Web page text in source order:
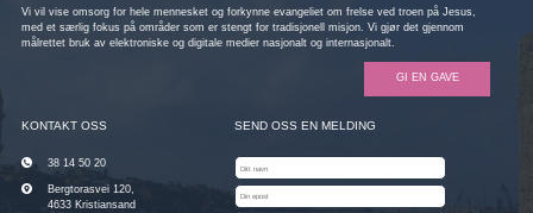
Vi vil vise omsorg for hele mennesket og forkynne evangeliet om frelse ved troen på Jesus,
med et særlig fokus på områder som er stengt for tradisjonell misjon. Vi gjør det gjennom
målrettet bruk av elektroniske og digitale medier nasjonalt og internasjonalt.
GI EN GAVE
KONTAKT OSS
38 14 50 20
Bergtorasvei 120,
4633 Kristiansand
SEND OSS EN MELDING